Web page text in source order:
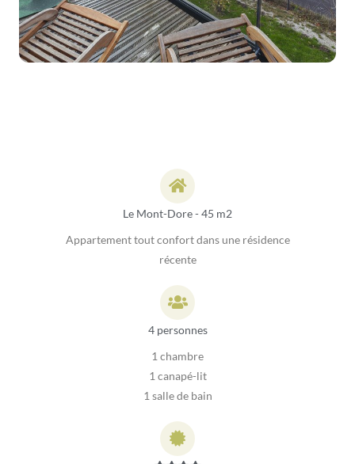
Le Mont-Dore - 45 m2
Appartement tout confort dans une résidence
récente
4 personnes
1 chambre
1 canapé-lit
1 salle de bain